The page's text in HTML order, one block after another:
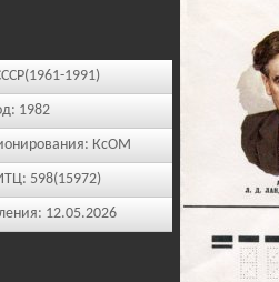
1991)
1982
КсОМ
598(15972)
12.05.2026